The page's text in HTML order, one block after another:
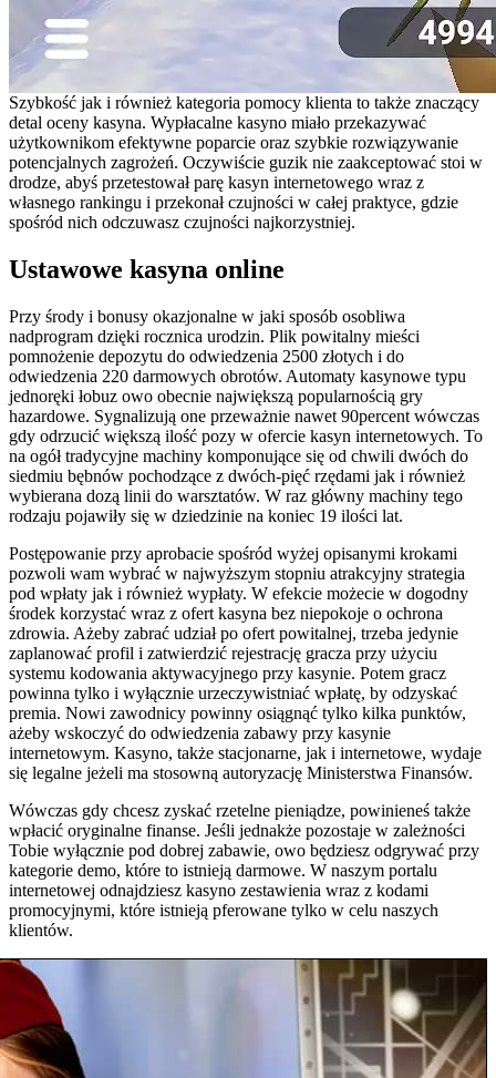
Szybkość jak i również kategoria pomocy klienta to także znaczący
detal oceny kasyna. Wypłacalne kasyno miało przekazywać
użytkownikom efektywne poparcie oraz szybkie rozwiązywanie
potencjalnych zagrożeń. Oczywiście guzik nie zaakceptować stoi w
drodze, abyś przetestował parę kasyn internetowego wraz z
własnego rankingu i przekonał czujności w całej praktyce, gdzie
spośród nich odczuwasz czujności najkorzystniej.
Ustawowe kasyna online
Przy środy i bonusy okazjonalne w jaki sposób osobliwa
nadprogram dzięki rocznica urodzin. Plik powitalny mieści
pomnożenie depozytu do odwiedzenia 2500 złotych i do
odwiedzenia 220 darmowych obrotów. Automaty kasynowe typu
jednoręki łobuz owo obecnie największą popularnością gry
hazardowe. Sygnalizują one przeważnie nawet 90percent wówczas
gdy odrzucić większą ilość pozy w ofercie kasyn internetowych. To
na ogół tradycyjne machiny komponujące się od chwili dwóch do
siedmiu bębnów pochodzące z dwóch-pięć rzędami jak i również
wybierana dozą linii do warsztatów. W raz główny machiny tego
rodzaju pojawiły się w dziedzinie na koniec 19 ilości lat.
Postępowanie przy aprobacie spośród wyżej opisanymi krokami
pozwoli wam wybrać w najwyższym stopniu atrakcyjny strategia
pod wpłaty jak i również wypłaty. W efekcie możecie w dogodny
środek korzystać wraz z ofert kasyna bez niepokoje o ochrona
zdrowia. Ażeby zabrać udział po ofert powitalnej, trzeba jedynie
zaplanować profil i zatwierdzić rejestrację gracza przy użyciu
systemu kodowania aktywacyjnego przy kasynie. Potem gracz
powinna tylko i wyłącznie urzeczywistniać wpłatę, by odzyskać
premia. Nowi zawodnicy powinny osiągnąć tylko kilka punktów,
ażeby wskoczyć do odwiedzenia zabawy przy kasynie
internetowym. Kasyno, także stacjonarne, jak i internetowe, wydaje
się legalne jeżeli ma stosowną autoryzację Ministerstwa Finansów.
Wówczas gdy chcesz zyskać rzetelne pieniądze, powinieneś także
wpłacić oryginalne finanse. Jeśli jednakże pozostaje w zależności
Tobie wyłącznie pod dobrej zabawie, owo będziesz odgrywać przy
kategorie demo, które to istnieją darmowe. W naszym portalu
internetowej odnajdziesz kasyno zestawienia wraz z kodami
promocyjnymi, które istnieją pferowane tylko w celu naszych
klientów.